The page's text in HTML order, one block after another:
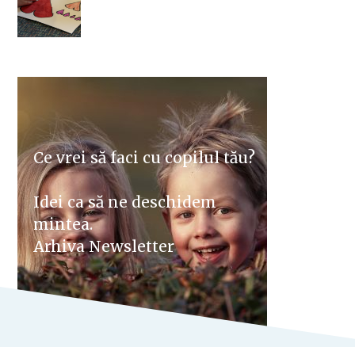
Ce vrei să faci cu copilul tău?
Idei ca să ne deschidem
mintea.
Arhiva Newsletter